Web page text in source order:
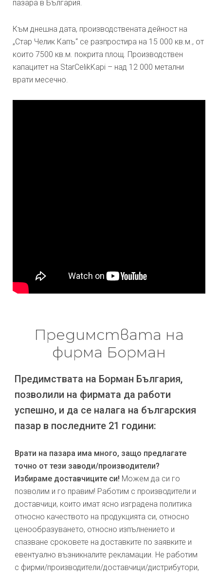
пазара в България.
Към днешна дата, производствената дейност на
„Стар Челик Капъ“ се разпростира на 15 000 кв.м., от
които 7500 кв.м. покрита площ. Производствен
капацитет на StarCelikKapi – над 12 000 метални
врати месечно.
Предимствата на
фирма Борман
Предимствата на Борман България,
позволили на фирмата да работи
успешно, и да се налага на българския
пазар в последните 21 години:
Врати на пазара има много, защо предлагате
точно от тези заводи/производители?
Избираме доставчиците си! Можем да си го
позволим и го правим! Работим с производители и
доставчици, които имат ясно изградена политика
относно качеството на продукцията си, относно
ценообразуването, относно изпълнението и
спазване сроковете на доставките по заявките и
евентуално възникналите рекламации. Не работим
с фирми/производители/доставчици/дистрибутори,